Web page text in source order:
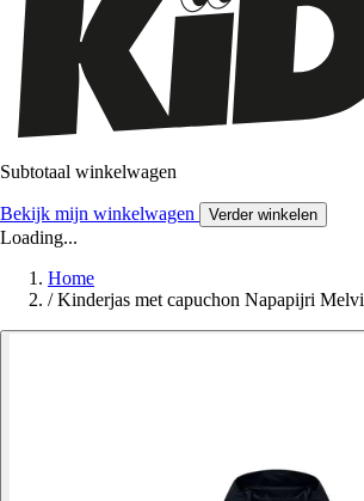
Subtotaal winkelwagen
Bekijk mijn winkelwagen Verder winkelen
Loading...
Home
/ Kinderjas met capuchon Napapijri